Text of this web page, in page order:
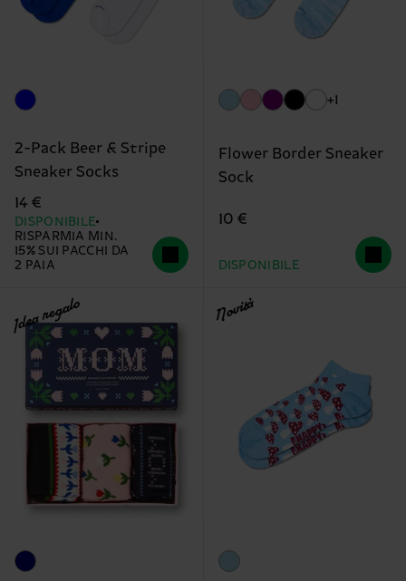
2-Pack Beer & Stripe
Sneaker Socks
14 €
DISPONIBILE
RISPARMIA MIN.
15% SUI PACCHI DA
2 PAIA
+1
Flower Border Sneaker
Sock
10 €
DISPONIBILE
Idea regalo Novità